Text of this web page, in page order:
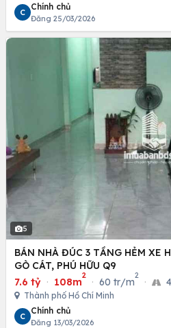
C
Chính chủ
Đăng 25/03/2026
5
BÁN NHÀ ĐÚC 3 TẦNG HẺM XE
GÒ CÁT, PHÚ HỮU Q9
7.6 tỷ · 108m
2
· 60 tr/m
2
·
Thành phố Hồ Chí Minh
C
Chính chủ
Đăng 13/03/2026